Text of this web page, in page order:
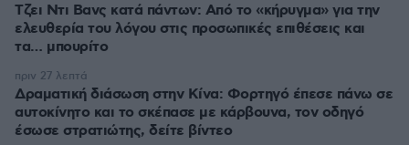
Τζει Ντι Βανς κατά πάντων: Από το «κήρυγμα» για την
ελευθερία του λόγου στις προσωπικές επιθέσεις και
τα… μπουρίτο
Δραματική διάσωση στην Κίνα: Φορτηγό έπεσε πάνω σε
αυτοκίνητο και το σκέπασε με κάρβουνα, τον οδηγό
έσωσε στρατιώτης, δείτε βίντεο
πριν 27 λεπτά